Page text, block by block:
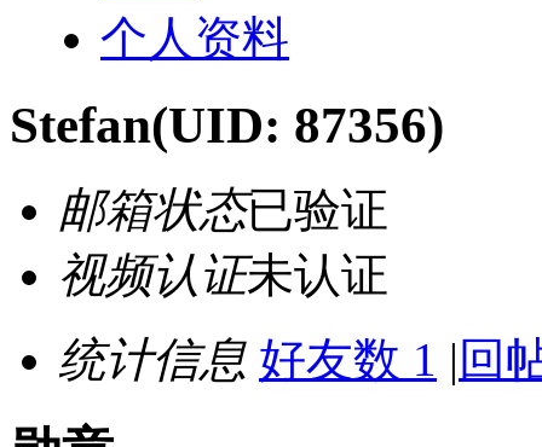
个人资料
Stefan(UID: 87356)
邮箱状态已验证
视频认证未认证
统计信息 好友数 1 | 回